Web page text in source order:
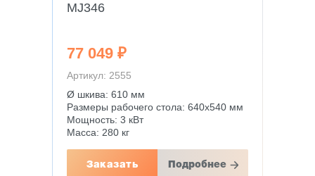
MJ346
77 049 ₽
Артикул: 2555
Ø шкива: 610 мм
Размеры рабочего стола: 640х540 мм
Мощность: 3 кВт
Масса: 280 кг
Заказать Подробнее